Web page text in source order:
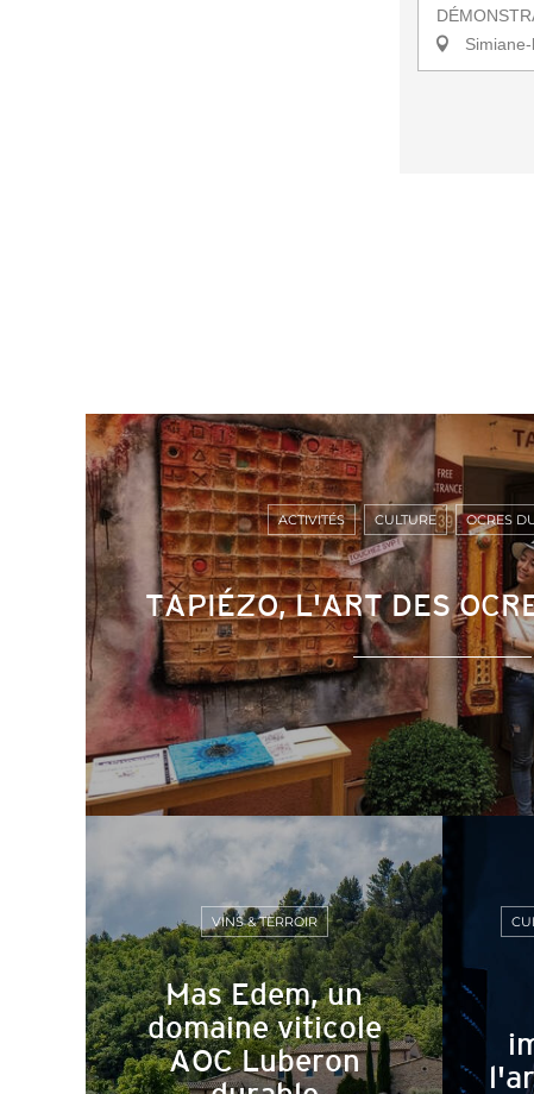
TAPIÉZO, L'ART DES
ACTIVITÉS CULTURE OCRES
Mas Edem, un
domaine viticole
AOC Luberon
VINS & TERROIR